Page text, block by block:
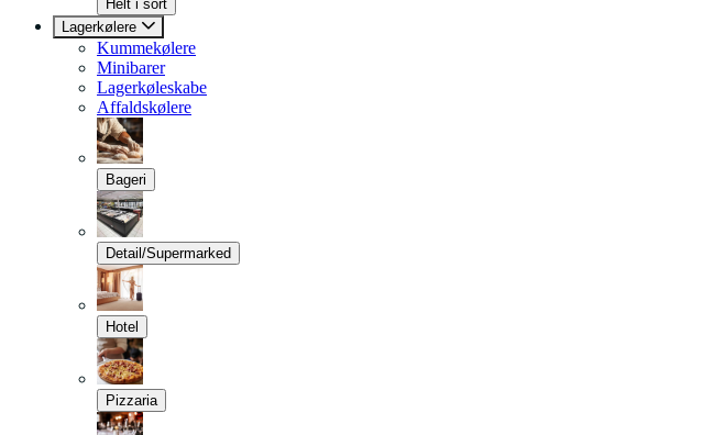
Helt i sort
Lagerkølere
Kummekølere
Minibarer
Lagerkøleskabe
Affaldskølere
Bageri
Detail/Supermarked
Hotel
Pizzaria